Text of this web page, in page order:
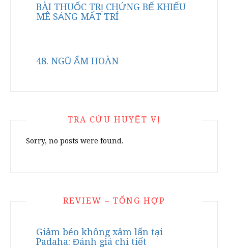
BÀI THUỐC TRỊ CHỨNG BẾ KHIẾU
MÊ SẢNG MẤT TRÍ
48. NGŨ ẨM HOÀN
TRA CỨU HUYỆT VỊ
Sorry, no posts were found.
REVIEW – TỔNG HỢP
Giảm béo không xâm lấn tại
Padaha: Đánh giá chi tiết